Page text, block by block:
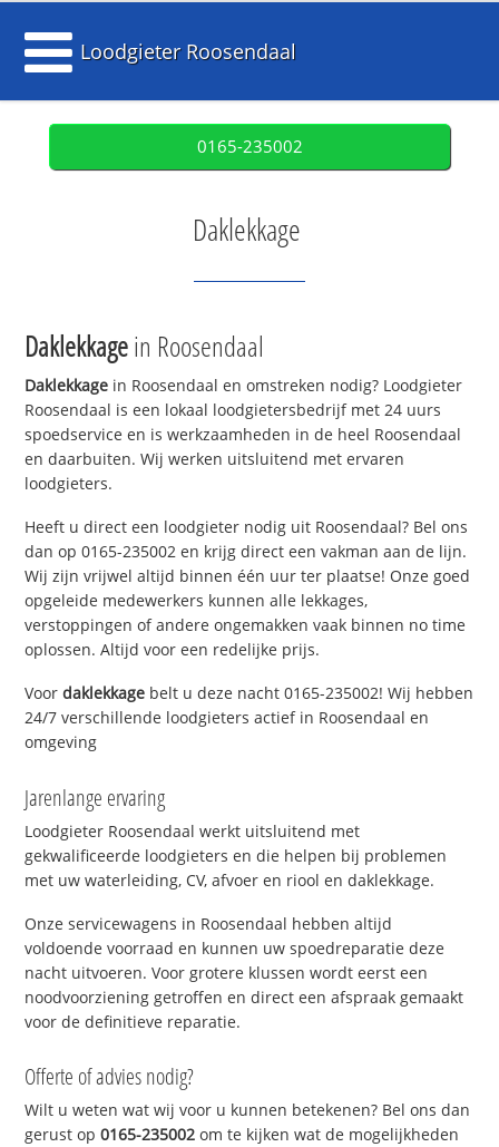
Loodgieter Roosendaal
0165-235002
Daklekkage
Daklekkagein Roosendaal
Daklekkage in Roosendaal en omstreken nodig? Loodgieter
Roosendaal is een lokaal loodgietersbedrijf met 24 uurs
spoedservice en is werkzaamheden in de heel Roosendaal
en daarbuiten. Wij werken uitsluitend met ervaren
loodgieters.
Heeft u direct een loodgieter nodig uit Roosendaal? Bel ons
dan op 0165-235002 en krijg direct een vakman aan de lijn.
Wij zijn vrijwel altijd binnen één uur ter plaatse! Onze goed
opgeleide medewerkers kunnen alle lekkages,
verstoppingen of andere ongemakken vaak binnen no time
oplossen. Altijd voor een redelijke prijs.
Voordaklekkage belt u deze nacht 0165-235002! Wij hebben
24/7 verschillende loodgieters actief in Roosendaal en
omgeving
Jarenlange ervaring
Loodgieter Roosendaal werkt uitsluitend met
gekwalificeerde loodgieters en die helpen bij problemen
met uw waterleiding, CV, afvoer en riool en daklekkage.
Onze servicewagens in Roosendaal hebben altijd
voldoende voorraad en kunnen uw spoedreparatie deze
nacht uitvoeren. Voor grotere klussen wordt eerst een
noodvoorziening getroffen en direct een afspraak gemaakt
voor de definitieve reparatie.
Offerte of advies nodig?
Wilt u weten wat wij voor u kunnen betekenen? Bel ons dan
gerust op0165-235002 om te kijken wat de mogelijkheden